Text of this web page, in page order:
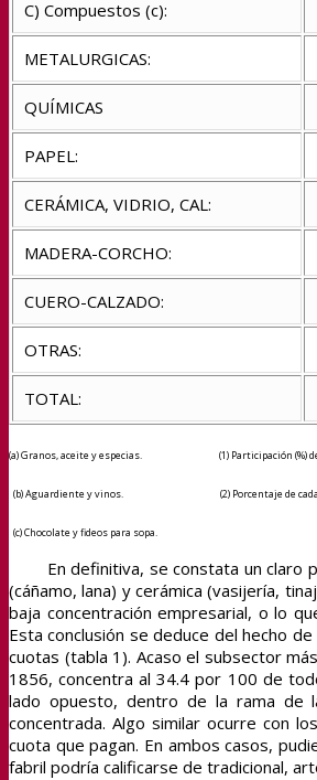
C) Compuestos (c):
METALURGICAS:
QUÍMICAS
PAPEL:
CERÁMICA, VIDRIO, CAL:
MADERA-CORCHO:
CUERO-CALZADO:
OTRAS:
TOTAL:
(a) Granos, aceite y especias. (1) Participación (%) de
(b) Aguardiente y vinos. (2) Porcentaje de cada
(c) Chocolate y fideos para sopa.
En definitiva, se constata un claro
(cáñamo, lana) y cerámica (vasijería,
baja concentración empresarial, o lo
Esta conclusión se deduce del hecho
cuotas (tabla 1). Acaso el subsector
1856, concentra al 34.4 por 100 de
lado opuesto, dentro de la rama de
concentrada. Algo similar ocurre con
cuota que pagan. En ambos casos,
fabril podría calificarse de tradicional,